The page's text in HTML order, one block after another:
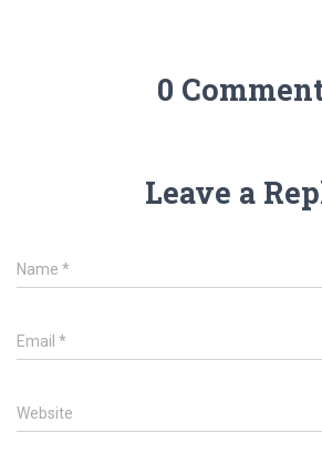
0
Leave a
Name *
Email *
Website